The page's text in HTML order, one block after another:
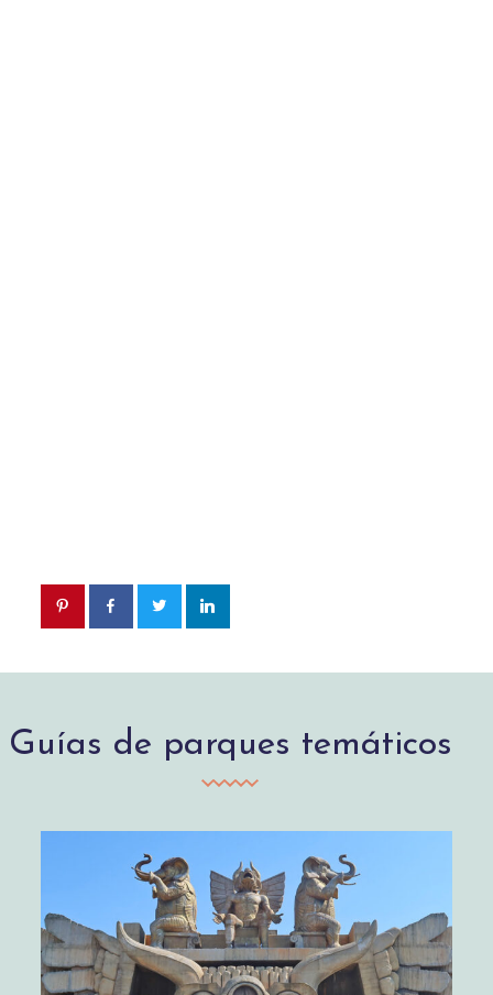
Guías de parques temáticos